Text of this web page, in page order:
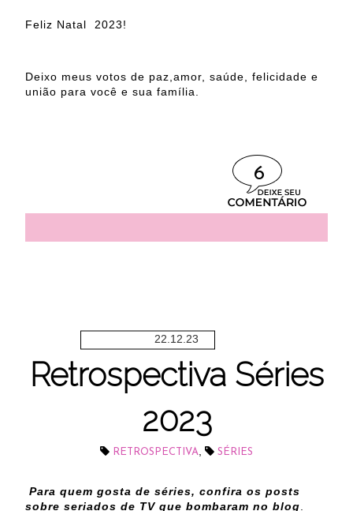
Feliz Natal 2023!
Deixo meus votos de paz,amor, saúde, felicidade e
união para você e sua família.
6
22.12.23
Retrospectiva Séries
2023
RETROSPECTIVA, SÉRIES
Para quem gosta de séries, confira os posts
sobre seriados de TV que bombaram no blog.